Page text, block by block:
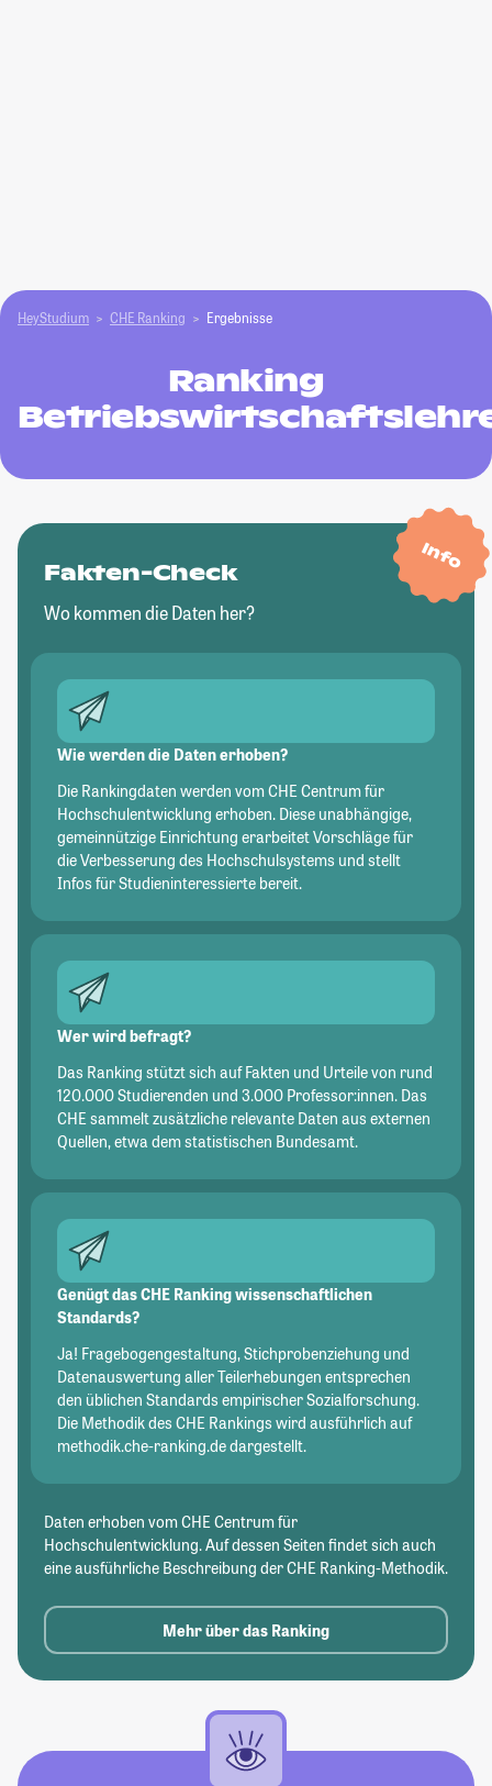
HeyStudium CHE Ranking Ergebnisse
Ranking
Info
Fakten-Check
Wo kommen die Daten her?
Wie werden die Daten erhoben?
Die Rankingdaten werden vom CHE Centrum für
Hochschulentwicklung erhoben. Diese unabhängige,
gemeinnützige Einrichtung erarbeitet Vorschläge für
die Verbesserung des Hochschulsystems und stellt
Infos für Studieninteressierte bereit.
Wer wird befragt?
Das Ranking stützt sich auf Fakten und Urteile von rund
120.000 Studierenden und 3.000 Professor:innen. Das
CHE sammelt zusätzliche relevante Daten aus externen
Quellen, etwa dem statistischen Bundesamt.
Genügt das CHE Ranking wissenschaftlichen
Standards?
Ja! Fragebogengestaltung, Stichprobenziehung und
Datenauswertung aller Teilerhebungen entsprechen
den üblichen Standards empirischer Sozialforschung.
Die Methodik des CHE Rankings wird ausführlich auf
methodik.che-ranking.de dargestellt.
Daten erhoben vom CHE Centrum für
Hochschulentwicklung. Auf dessen Seiten findet sich auch
eine ausführliche Beschreibung der CHE Ranking-Methodik.
Mehr über das Ranking